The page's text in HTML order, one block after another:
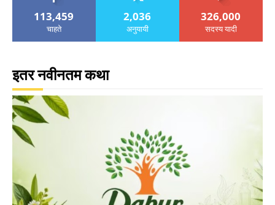
113,459
चाहते
2,036
अनुयायी
326,000
सदस्य यादी
इतर नवीनतम कथा